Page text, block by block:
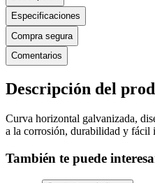
Especificaciones
Compra segura
Comentarios
Descripción del
Curva horizontal galvanizada,
a la corrosión, durabilidad y fácil
También te puede